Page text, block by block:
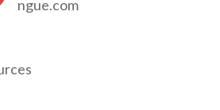
ngue.com